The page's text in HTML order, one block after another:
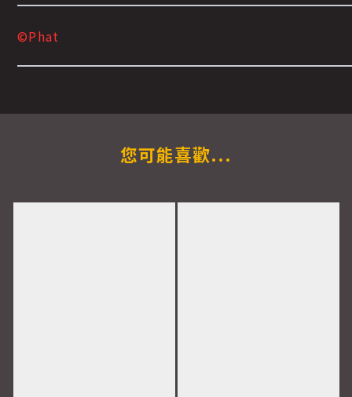
©Phat
您可能喜歡...